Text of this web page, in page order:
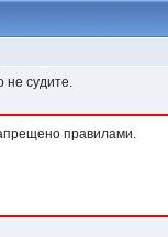
не судите.
правилами.